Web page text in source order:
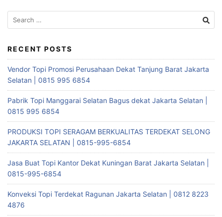
Search
for:
RECENT POSTS
Vendor Topi Promosi Perusahaan Dekat Tanjung Barat Jakarta
Selatan | 0815 995 6854
Pabrik Topi Manggarai Selatan Bagus dekat Jakarta Selatan |
0815 995 6854
PRODUKSI TOPI SERAGAM BERKUALITAS TERDEKAT SELONG
JAKARTA SELATAN | 0815-995-6854
Jasa Buat Topi Kantor Dekat Kuningan Barat Jakarta Selatan |
0815-995-6854
Konveksi Topi Terdekat Ragunan Jakarta Selatan | 0812 8223
4876